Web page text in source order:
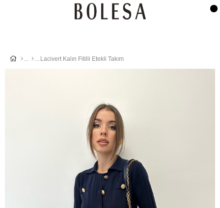
Lacivert Kalın Fitilli Etekli Takım